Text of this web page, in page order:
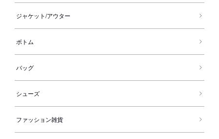
ジャケット/アウター
ボトム
バッグ
シューズ
ファッション雑貨